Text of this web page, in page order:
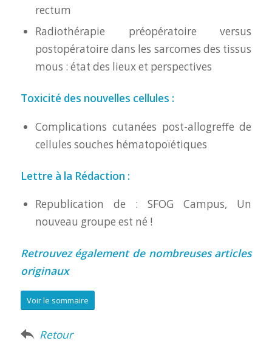
rectum
Radiothérapie préopératoire versus
postopératoire dans les sarcomes des tissus
mous : état des lieux et perspectives
Toxicité des nouvelles cellules :
Complications cutanées post-allogreffe de
cellules souches hématopoïétiques
Lettre à la Rédaction :
Republication de : SFOG Campus, Un
nouveau groupe est né !
Retrouvez également de nombreuses articles
originaux
Voir le sommaire
Retour